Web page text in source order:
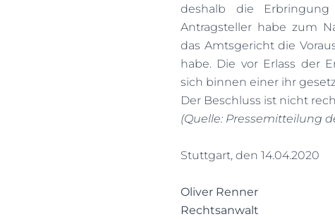
deshalb die
Antragsteller habe zum
das Amtsgericht die
habe. Die vor Erlass der
sich binnen einer ihr
Der Beschluss ist nicht
(Quelle: Pressemitteilung
Stuttgart, den 14.04.2020
Oliver Renner
Rechtsanwalt